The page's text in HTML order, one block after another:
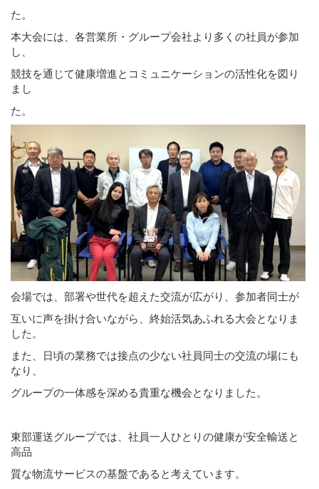
た。
本大会には、各営業所・グループ会社より多くの社員が参加
し、
競技を通じて健康増進とコミュニケーションの活性化を図り
まし
た。
会場では、部署や世代を超えた交流が広がり、参加者同士が
互いに声を掛け合いながら、終始活気あふれる大会となりま
した。
また、日頃の業務では接点の少ない社員同士の交流の場にも
なり、
グループの一体感を深める貴重な機会となりました。
東部運送グループでは、社員一人ひとりの健康が安全輸送と
高品
質な物流サービスの基盤であると考えています。